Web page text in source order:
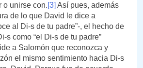
o unirse con.[3] Así pues, además
de lo que David le dice a
al Di-s de tu padre”-, el hecho de
s como “el Di-s de tu padre”
a Salomón que reconozca y
el mismo sentimiento hacia Di-s